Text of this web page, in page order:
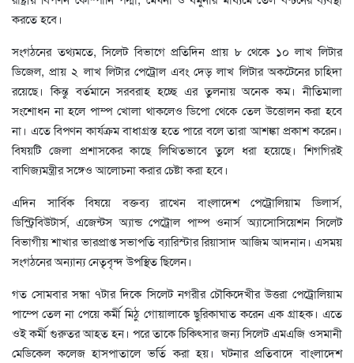
করতে হবে।
সংগঠনের তথ্যমতে, সিলেট বিভাগে প্রতিদিন প্রায় ৮ থেকে ১০ লাখ লিটার
ডিজেল, প্রায় ২ লাখ লিটার পেট্রোল এবং দেড় লাখ লিটার অকটেনের চাহিদা
রয়েছে। কিন্তু বর্তমানে সরবরাহ হচ্ছে এর তুলনায় অনেক কম। নীতিমালা
সংশোধন না হলে পাম্প খোলা থাকলেও ডিপো থেকে তেল উত্তোলন করা হবে
না। এতে বিপণন কার্যক্রম বাধাগ্রস্ত হতে পারে বলে তারা আশঙ্কা প্রকাশ করেন।
বিষয়টি জেলা প্রশাসকের কাছে লিখিতভাবে তুলে ধরা হয়েছে। শিগগিরই
বাণিজ্যমন্ত্রীর সঙ্গেও আলোচনা করার চেষ্টা করা হবে।
এদিন সার্বিক বিষয়ে বক্তব্য রাখেন বাংলাদেশ পেট্রোলিয়াম ডিলার্স,
ডিস্ট্রিবিউটার্স, এজেন্টস অ্যান্ড পেট্রোল পাম্প ওনার্স অ্যাসোসিয়েশন সিলেট
বিভাগীয় শাখার ভারপ্রাপ্ত সভাপতি ব্যারিস্টার রিয়াসাদ আজিম আদনান। এসময়
সংগঠনের অন্যান্য নেতৃবৃন্দ উপস্থিত ছিলেন।
গত সোমবার সন্ধা ৭টার দিকে সিলেট নগরীর চৌকিদেখীর উত্তরা পেট্রোলিয়াম
পাম্পে তেল না পেয়ে কর্মী মিঠু গোয়ালাকে ছুরিকাঘাত করেন এক গ্রাহক। এতে
ওই কর্মী গুরুতর আহত হন। পরে তাকে চিকিৎসার জন্য সিলেট এমএজি ওসমানী
মেডিকেল কলেজ হাসপাতালে ভর্তি করা হয়। ঘটনার প্রতিবাদে বাংলাদেশ